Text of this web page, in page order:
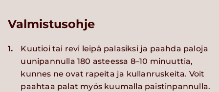
Valmistusohje
1.
Kuutioi tai revi leipä palasiksi ja paahda paloja
uunipannulla 180 asteessa 8–10 minuuttia,
kunnes ne ovat rapeita ja kullanruskeita. Voit
paahtaa palat myös kuumalla paistinpannulla.